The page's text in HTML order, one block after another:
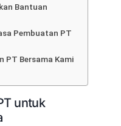
Bantuan
Pembuatan PT
PT Bersama Kami
untuk